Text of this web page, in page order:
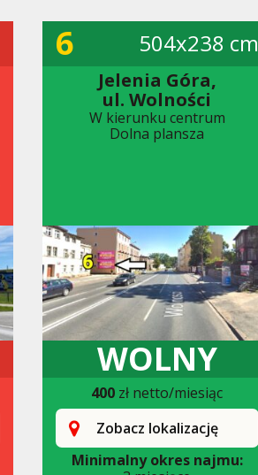
6 504x238 cm
Jelenia Góra,
ul. Wolności
W kierunku centrum
Dolna plansza
WOLNY
400 zł netto/miesiąc
Zobacz lokalizację
Minimalny okres najmu: